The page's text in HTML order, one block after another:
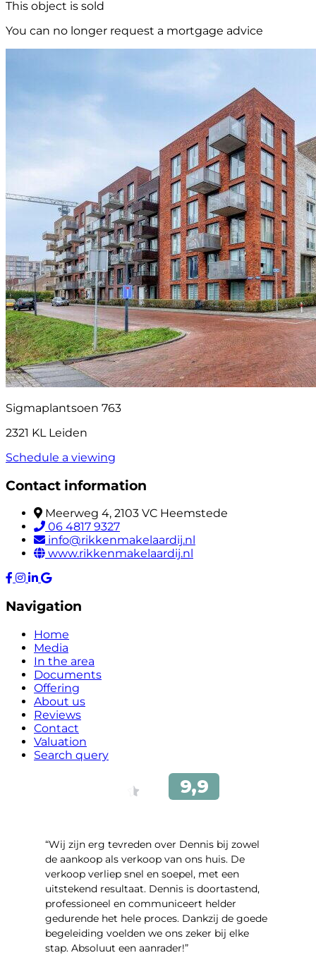
This object is sold
You can no longer request a mortgage advice
Sigmaplantsoen 763
2321 KL Leiden
Schedule a viewing
Contact information
Meerweg 4, 2103 VC Heemstede
06 4817 9327
info@rikkenmakelaardij.nl
www.rikkenmakelaardij.nl
Navigation
Home
Media
In the area
Documents
Offering
About us
Reviews
Contact
Valuation
Search query
“Wij zijn erg tevreden over Dennis bij zowel
de aankoop als verkoop van ons huis. De
verkoop verliep snel en soepel, met een
uitstekend resultaat. Dennis is doortastend,
professioneel en communiceert helder
gedurende het hele proces. Dankzij de goede
begeleiding voelden we ons zeker bij elke
stap. Absoluut een aanrader!”